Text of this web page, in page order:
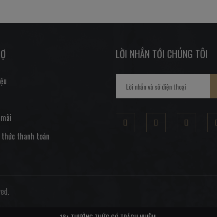
thức thanh toán
LỜI NHẮN TỚI CHÚNG TÔI